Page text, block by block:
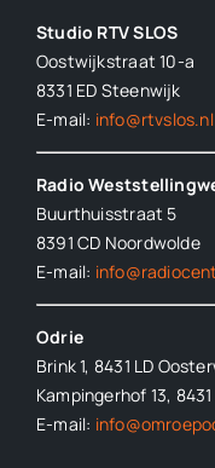
Studio RTV SLOS
Oostwijkstraat 10-a
8331 ED Steenwijk
E-mail: info@rtvslos.nl
Radio
Buurthuisstraat 5
8391 CD Noordwolde
E-mail:
Odrie
Brink 1, 8431 LD
Kampingerhof 13,
E-mail: